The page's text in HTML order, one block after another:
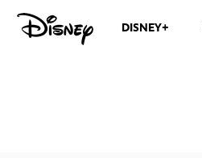
DISNEY+